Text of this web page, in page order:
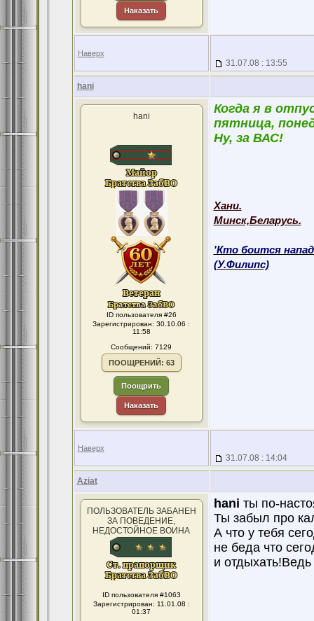
Наказать
Наверх
31.07.08 : 13:55
hani
hani
ID пользователя #26
Зарегистрирован: 30.10.06 :
11:58
Сообщений: 7129
ПООЩРЕНИЙ: 63
Поощрить
Наказать
Когда я в
пятница,
Ну, за ВАС!
Хани.
Минск,Беларусь.
'Кто боится
(У.Филипс)
Наверх
31.07.08 : 14:04
Aziat
ПОЛЬЗОВАТЕЛЬ ЗАБАНЕН
ЗА ПОВЕДЕНИЕ,
НЕДОСТОЙНОЕ ВОИНА
ID пользователя #1063
Зарегистрирован: 11.01.08 :
01:37
hani ты по-
Ты забыл про
А что у тебя
не беда что
и